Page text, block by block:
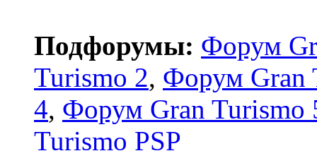
Подфорумы: Форум
Turismo 2, Форум Gran
4, Форум Gran Turismo
Turismo PSP